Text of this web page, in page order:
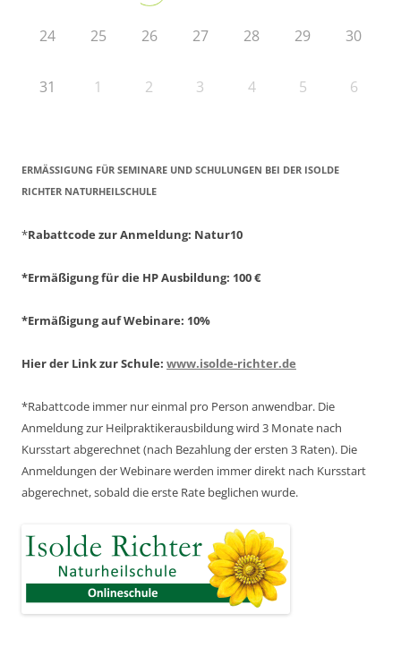
24 25 26 27 28 29 30
31 1 2 3 4 5 6
ERMÄSSIGUNG FÜR SEMINARE UND SCHULUNGEN BEI DER ISOLDE R
ICHTER NATURHEILSCHULE
*Rabattcode zur Anmeldung: Natur10
*Ermäßigung für die HP Ausbildung: 100 €
*Ermäßigung auf Webinare: 10%
Hier der Link zur Schule: www.isolde-richter.de
*Rabattcode immer nur einmal pro Person anwendbar. Die
Anmeldung zur Heilpraktikerausbildung wird 3 Monate nach
Kursstart abgerechnet(nach Bezahlung der ersten 3 Raten). Die
Anmeldungen der Webinare werden immer direkt nach Kursstart
abgerechnet,sobald die erste Rate beglichen wurde.